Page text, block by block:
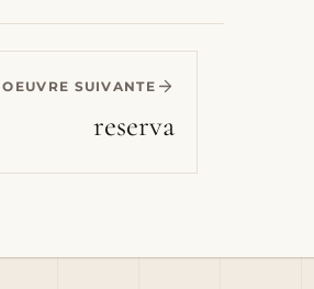
OEUVRE SUIVANTE
reserva